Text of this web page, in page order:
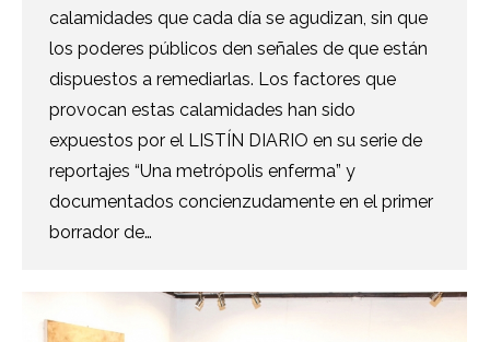
calamidades que cada día se agudizan, sin que
los poderes públicos den señales de que están
dispuestos a remediarlas. Los factores que
provocan estas calamidades han sido
expuestos por el LISTÍN DIARIO en su serie de
reportajes “Una metrópolis enferma” y
documentados concienzudamente en el primer
borrador de…